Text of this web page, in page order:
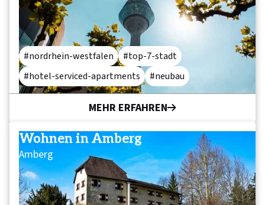
hotel-serviced-apartments neubau
nordrhein-westfalen top-7-stadt
MEHR ERFAHREN
Wohnen in Amberg
Amberg